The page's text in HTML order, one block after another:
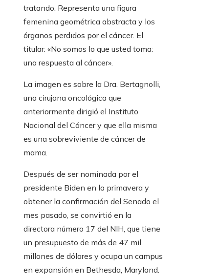
tratando. Representa una figura
femenina geométrica abstracta y los
órganos perdidos por el cáncer. El
titular: «No somos lo que usted toma:
una respuesta al cáncer».
La imagen es sobre la Dra. Bertagnolli,
una cirujana oncológica que
anteriormente dirigió el Instituto
Nacional del Cáncer y que ella misma
es una sobreviviente de cáncer de
mama.
Después de ser nominada por el
presidente Biden en la primavera y
obtener la confirmación del Senado el
mes pasado, se convirtió en la
directora número 17 del NIH, que tiene
un presupuesto de más de 47 mil
millones de dólares y ocupa un campus
en expansión en Bethesda, Maryland.